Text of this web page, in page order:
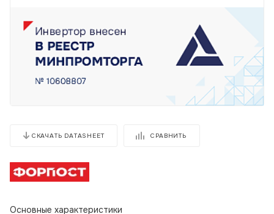
СКАЧАТЬ DATASHEET СРАВНИТЬ
Основные характеристики